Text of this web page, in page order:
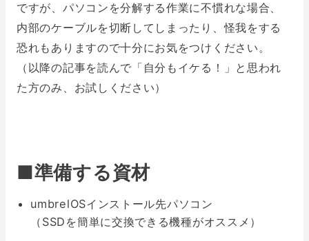
ですが、パソコンを分解する作業に不慣れな場合、
内部のケーブルを切断してしまったり、怪我をする
恐れもありますので十分にお気をつけください。
（以降の記事を読んで「自分もイケる！」と思われ
た方のみ、お試しください）
■準備する資材
umbrelOSインストール先パソコン
（SSDを簡単に交換できる機種がオススメ）